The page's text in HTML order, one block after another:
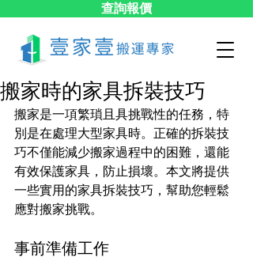
查詢報價
搬家時的家具拆裝技巧
搬家是一項繁瑣且具挑戰性的任務，特
別是在處理大型家具時。正確的拆裝技
巧不僅能減少搬家過程中的困難，還能
有效保護家具，防止損壞。本文將提供
一些實用的家具拆裝技巧，幫助您輕鬆
應對搬家挑戰。
事前準備工作